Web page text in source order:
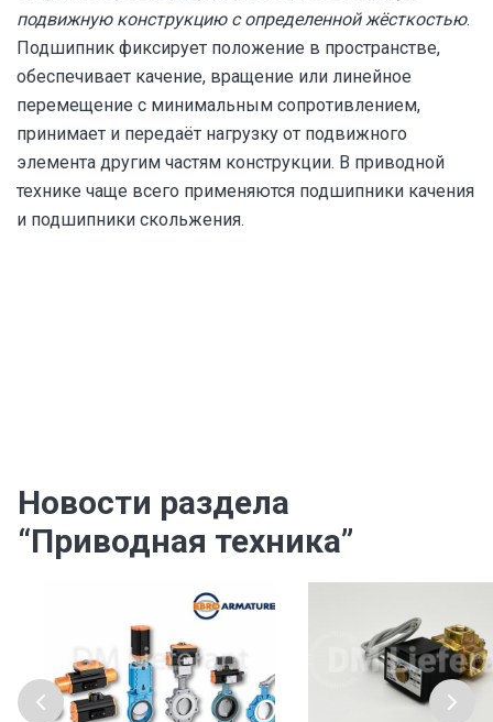
подвижную конструкцию с определенной жёсткостью.
Подшипник фиксирует положение в пространстве,
обеспечивает качение, вращение или линейное
перемещение с минимальным сопротивлением,
принимает и передаёт нагрузку от подвижного
элемента другим частям конструкции. В приводной
технике чаще всего применяются подшипники качения
и подшипники скольжения.
Новости раздела
“Приводная техника”